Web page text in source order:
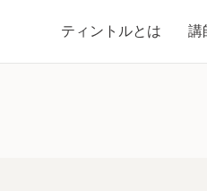
ティントルとは 講
ティントルとは 講